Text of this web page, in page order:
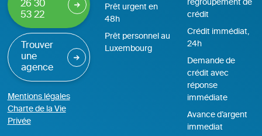
26 30
53 22
Trouver
une
agence
Mentions légales
Charte de la Vie
Privée
Prêt urgent en
48h
Prêt personnel au
Luxembourg
crédit
Crédit immédiat,
24h
Demande de
crédit avec
réponse
immédiate
Avance d’argent
immediat